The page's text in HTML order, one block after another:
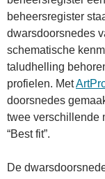
beheersregister
dwarsdoorsnedes
schematische
taludhelling
profielen. Met
doorsnedes
twee verschillende
“Best fit”.
De